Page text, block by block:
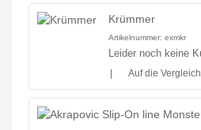
Krümmer
Artikelnummer: exmkr
Leider noch keine
Auf die